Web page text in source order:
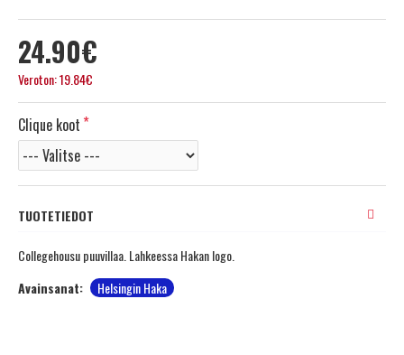
24.90€
Veroton: 19.84€
Clique koot
TUOTETIEDOT
Collegehousu puuvillaa. Lahkeessa Hakan logo.
Avainsanat:
Helsingin Haka